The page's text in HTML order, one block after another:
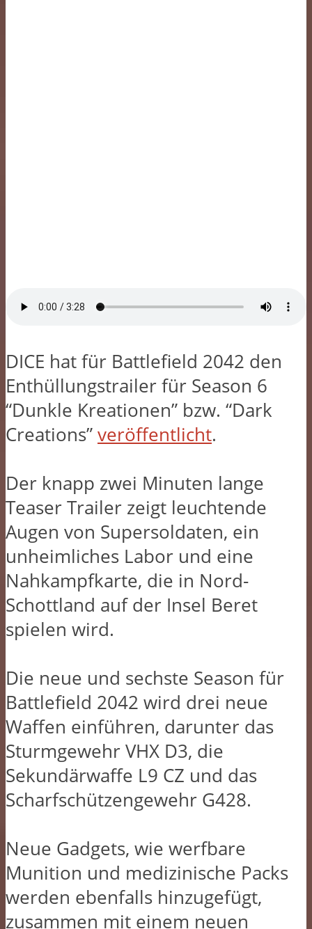
DICE hat für Battlefield 2042 den
Enthüllungstrailer für Season 6
“Dunkle Kreationen” bzw. “Dark
Creations” veröffentlicht.
Der knapp zwei Minuten lange
Teaser Trailer zeigt leuchtende
Augen von Supersoldaten, ein
unheimliches Labor und eine
Nahkampfkarte, die in Nord-
Schottland auf der Insel Beret
spielen wird.
Die neue und sechste Season für
Battlefield 2042 wird drei neue
Waffen einführen, darunter das
Sturmgewehr VHX D3, die
Sekundärwaffe L9 CZ und das
Scharfschützengewehr G428.
Neue Gadgets, wie werfbare
Munition und medizinische Packs
werden ebenfalls hinzugefügt,
zusammen mit einem neuen